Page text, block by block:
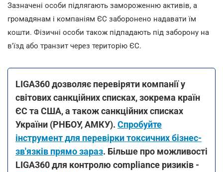
Зазначені особи підлягають замороженню активів, а
громадянам і компаніям ЄС заборонено надавати їм
кошти. Фізичні особи також підпадають під заборону на
в'їзд або транзит через територію ЄС.
LIGA360 дозволяє перевіряти компанії у
світових санкційних списках, зокрема країн
ЄС та США, а також санкційних списках
України (РНБОУ, АМКУ). Спробуйте
інструмент для перевірки токсичних бізнес-
зв'язків прямо зараз. Більше про можливості
LIGA360 для контролю compliance ризиків -